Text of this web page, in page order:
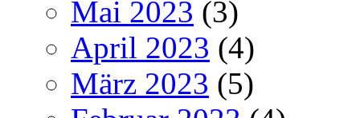
Mai 2023 (3)
April 2023 (4)
März 2023 (5)